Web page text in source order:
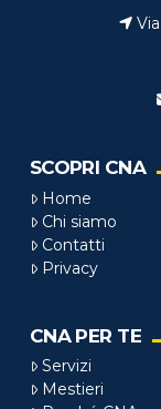
SCOPRI CNA
Home
Chi siamo
Contatti
Privacy
CNA PER TE
Servizi
Mestieri